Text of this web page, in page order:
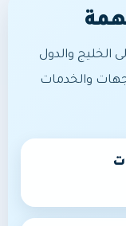
والدول
والخدمات